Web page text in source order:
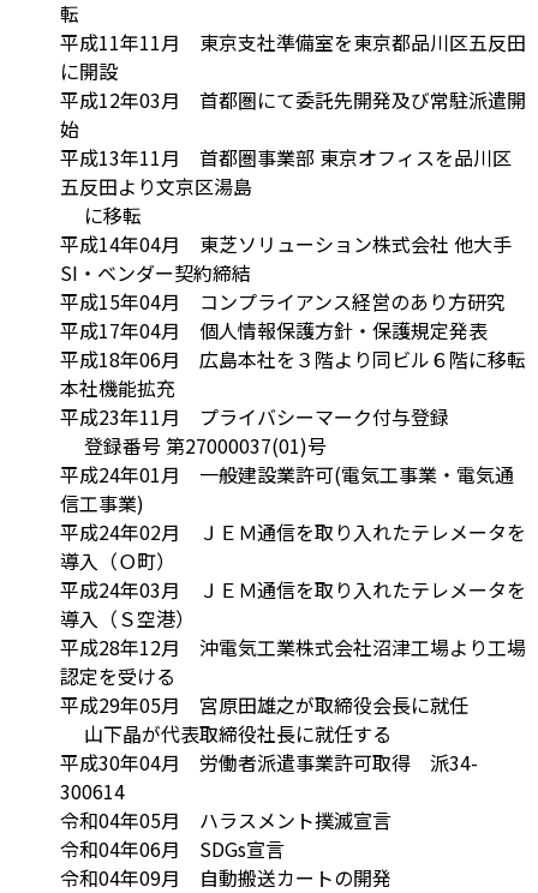
転
平成11年11月 東京支社準備室を東京都品川区五反田
に開設
平成12年03月 首都圏にて委託先開発及び常駐派遣開
始
平成13年11月 首都圏事業部 東京オフィスを品川区
五反田より文京区湯島
に移転
平成14年04月 東芝ソリューション株式会社 他大手
SI・ベンダー契約締結
平成15年04月 コンプライアンス経営のあり方研究
平成17年04月 個人情報保護方針・保護規定発表
平成18年06月 広島本社を３階より同ビル６階に移転
本社機能拡充
平成23年11月 プライバシーマーク付与登録
登録番号 第27000037(01)号
平成24年01月 一般建設業許可(電気工事業・電気通
信工事業)
平成24年02月 ＪＥＭ通信を取り入れたテレメータを
導入（Ｏ町）
平成24年03月 ＪＥＭ通信を取り入れたテレメータを
導入（Ｓ空港）
平成28年12月 沖電気工業株式会社沼津工場より工場
認定を受ける
平成29年05月 宮原田雄之が取締役会長に就任
山下晶が代表取締役社長に就任する
平成30年04月 労働者派遣事業許可取得 派34-
300614
令和04年05月 ハラスメント撲滅宣言
令和04年06月 SDGs宣言
令和04年09月 自動搬送カートの開発